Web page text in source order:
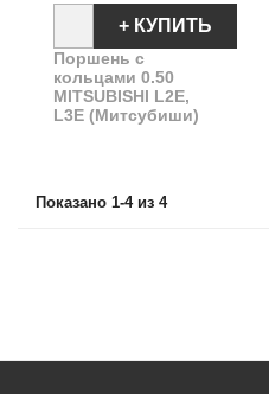
+ КУПИТЬ
Поршень с
кольцами 0.50
MITSUBISHI L2E,
L3E (Митсубиши)
Показано 1-4 из 4